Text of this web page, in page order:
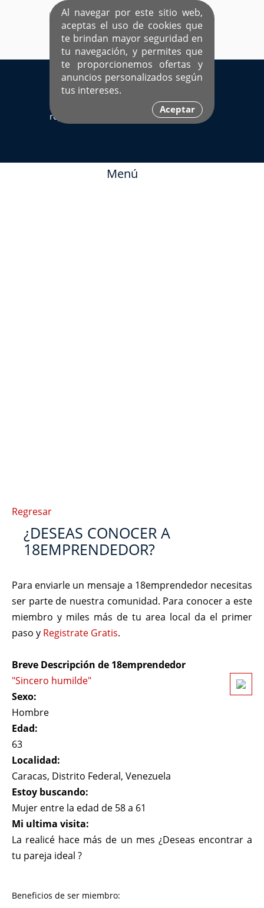
Al navegar por este sitio web,
aceptas el uso de cookies que
te brindan mayor seguridad en
tu navegación, y permites que
te proporcionemos ofertas y
anuncios personalizados según
tus intereses.
Aceptar
EL ÚNICO SITIO DEDICADO A SOLTEROS
HISPANOS COMO TÚ
Ingresa aquí
Sí ya estás
registrado
Menú
Regresar
¿DESEAS CONOCER A
18EMPRENDEDOR?
Para enviarle un mensaje a 18emprendedor necesitas
ser parte de nuestra comunidad. Para conocer a este
miembro y miles más de tu area local da el primer
paso y Registrate Gratis.
Breve Descripción de 18emprendedor
"Sincero humilde"
Sexo:
Hombre
Edad:
63
Localidad:
Caracas, Distrito Federal, Venezuela
Estoy buscando:
Mujer entre la edad de 58 a 61
Mi ultima visita:
La realicé hace más de un mes ¿Deseas encontrar a
tu pareja ideal ?
Beneficios de ser miembro: